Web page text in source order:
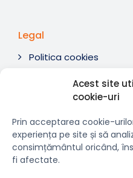
Acest site
cookie-uri
Prin acceptarea cookie-
experiența pe site și să
consimțământul oricând,
fi afectate.
Legal
Politica cookies
Soluționare litigii